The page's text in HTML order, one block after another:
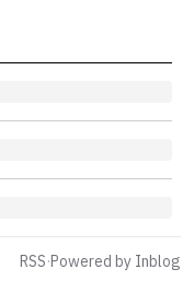
RSS·Powered by Inblog